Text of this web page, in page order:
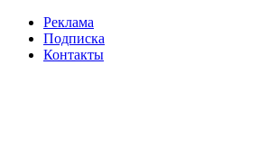
Реклама
Подписка
Контакты